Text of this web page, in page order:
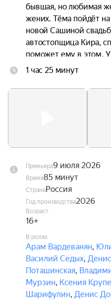
бывшая, но любимая
жених. Тёма пойдёт
новой Сашиной
автостопщица Кира,
поможет ему в этом.
путь через всю
тормоза.
1 час 25 минут
Премьера9 июля 2026
Время85 минут
СтранаРоссия
Год производства2026
Возраст
16+
В ролях
Арам Вардеванян,
Василий Седых,
Поташинская,
Мурзин, Ксения
Шарифулин, Денис